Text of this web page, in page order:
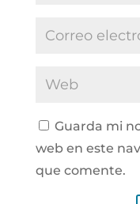
Guarda mi
web en este
que comente.